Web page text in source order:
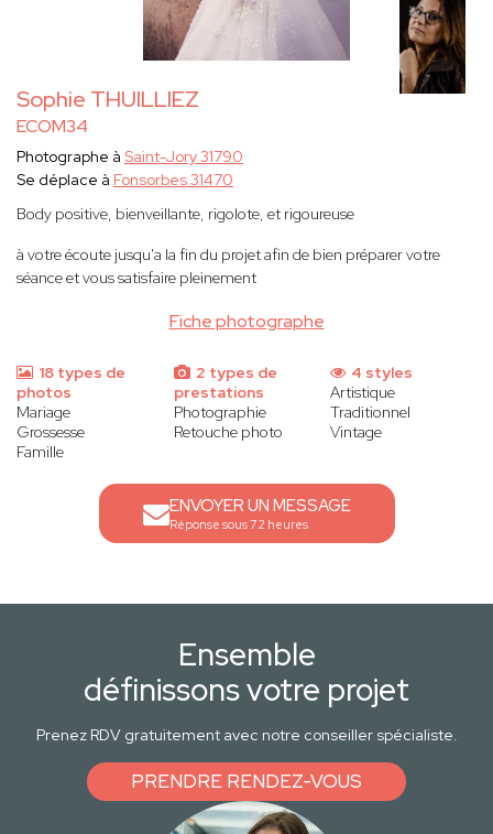
Sophie THUILLIEZ
ECOM34
Fiche photographe
Photographe à Saint-Jory 31790
Se déplace à Fonsorbes 31470
Body positive, bienveillante, rigolote, et rigoureuse
à votre écoute jusqu'a la fin du projet afin de bien préparer votre
séance et vous satisfaire pleinement
18 types de
photos
Mariage
Grossesse
Famille
2 types de
prestations
Photographie
Retouche photo
4 styles
Artistique
Traditionnel
Vintage
ENVOYER UN MESSAGE
Réponse sous 72 heures
Ensemble
définissons votre projet
Prenez RDV gratuitement avec notre conseiller spécialiste.
PRENDRE RENDEZ-VOUS